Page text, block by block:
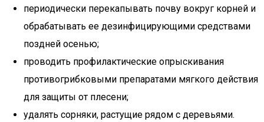
периодически перекапывать почву вокруг корней и
обрабатывать ее дезинфицирующими средствами
поздней осенью;
проводить профилактические опрыскивания
противогрибковыми препаратами мягкого действия
для защиты от плесени;
удалять сорняки, растущие рядом с деревьями.